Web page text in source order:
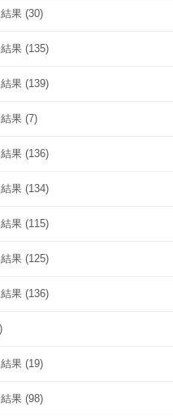
果 (30)
果 (135)
果 (139)
果 (7)
果 (136)
果 (134)
果 (115)
果 (125)
果 (136)
果 (19)
果 (98)